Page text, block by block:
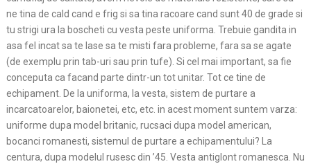
ne tina de cald cand e frig si sa tina racoare cand sunt 40 de grade si
tu strigi ura la boscheti cu vesta peste uniforma. Trebuie gandita in
asa fel incat sa te lase sa te misti fara probleme, fara sa se agate
(de exemplu prin tab-uri sau prin tufe). Si cel mai important, sa fie
conceputa ca facand parte dintr-un tot unitar. Tot ce tine de
echipament. De la uniforma, la vesta, sistem de purtare a
incarcatoarelor, baionetei, etc, etc. in acest moment suntem varza:
uniforme dupa model britanic, rucsaci dupa model american,
bocanci romanesti, sistemul de purtare a echipamentului? La
centura, dupa modelul rusesc din ’45. Vesta antiglont romanesca. Nu